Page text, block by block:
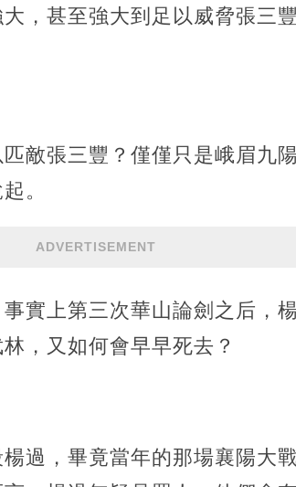
，甚至強大到足以威脅張三
敵張三豐？僅僅只是峨眉九
。
ADVERTISEMENT
實上第三次華山論劍之后，
，又如何會早早死去？
過，畢竟當年的那場襄陽大